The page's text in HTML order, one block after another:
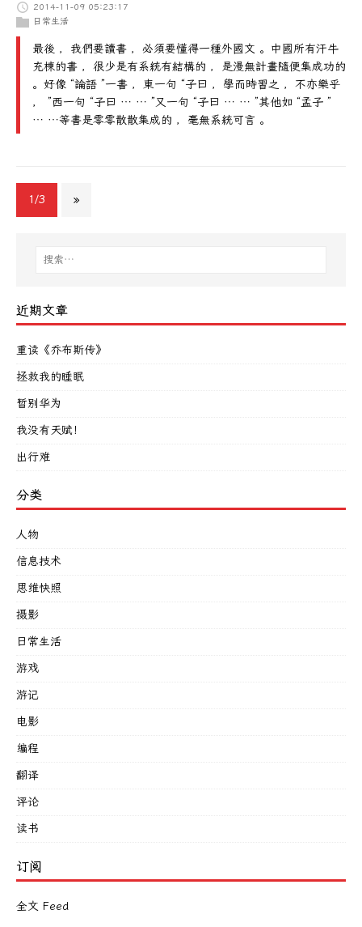
2014-11-09 05:23:17
日常生活
最後 ，我們要讀書 ，必須要懂得一種外國文 。中國所有汗牛
充棟的書 ，很少是有系統有結構的 ，是漫無計畫隨便集成功的
。好像 “論語 ”一書 ，東一句 “子曰 ，學而時習之 ，不亦樂乎
， ”西一句 “子曰 … … ”又一句 “子曰 … … ”其他如 “孟子 ”
… …等書是零零散散集成的 ，毫無系統可言 。
1/3 »
近期文章
重读《乔布斯传》
拯救我的睡眠
暂别华为
我没有天赋！
出行难
分类
人物
信息技术
思维快照
摄影
日常生活
游戏
游记
电影
编程
翻译
评论
读书
订阅
全文 Feed